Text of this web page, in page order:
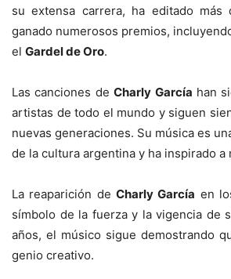
su extensa carrera, ha editado
ganado numerosos premios,
el Gardel de Oro.
Las canciones deCharly García han
artistas de todo el mundo y siguen
nuevas generaciones. Su música es
de la cultura argentina y ha inspirado a
La reaparición de Charly García en
símbolo de la fuerza y la vigencia de
años, el músico sigue demostrando
genio creativo.